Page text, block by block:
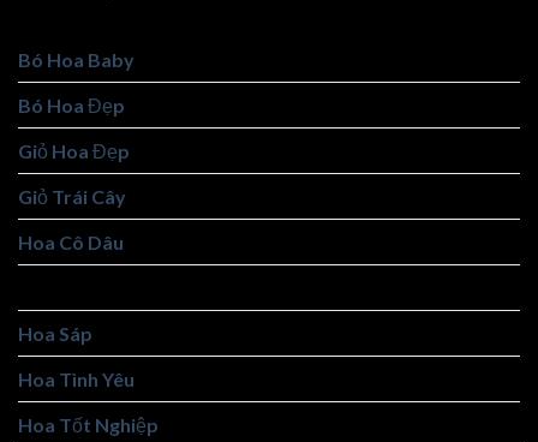
Bó Hoa Baby
Bó Hoa Đẹp
Giỏ Hoa Đẹp
Giỏ Trái Cây
Hoa Cô Dâu
Hoa Sáp
Hoa Tình Yêu
Hoa Tốt Nghiệp